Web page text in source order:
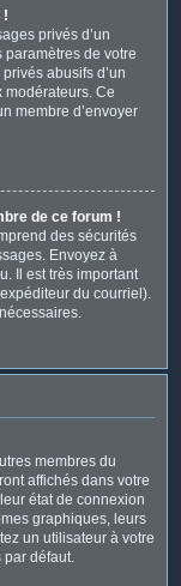
!
privés d’un
de votre
abusifs d’un
modérateurs. Ce
membre d’envoyer
de ce forum !
des sécurités
Envoyez à
Il est très important
du courriel).
membres du
affichés dans votre
état de connexion
graphiques, leurs
un utilisateur à votre
par défaut.